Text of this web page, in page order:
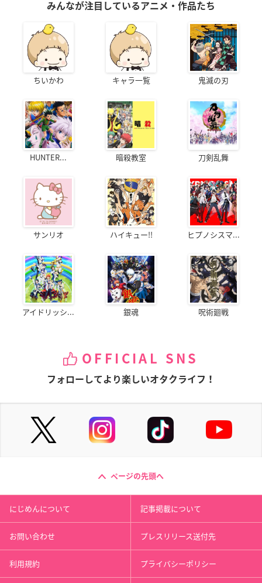
みんなが注目しているアニメ・作品たち
ちいかわ キャラ一覧 鬼滅の刃
HUNTER... 暗殺教室 刀剣乱舞
サンリオ ハイキュー!! ヒプノシスマ...
アイドリッシ... 銀魂 呪術廻戦
OFFICIAL SNS
フォローしてより楽しいオタクライフ！
ページの先頭へ
にじめんについて 記事掲載について
お問い合わせ プレスリリース送付先
利用規約 プライバシーポリシー